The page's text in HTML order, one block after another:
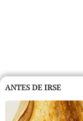
ANTES DE IRSE